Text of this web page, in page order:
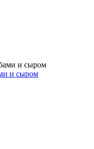
и сыром